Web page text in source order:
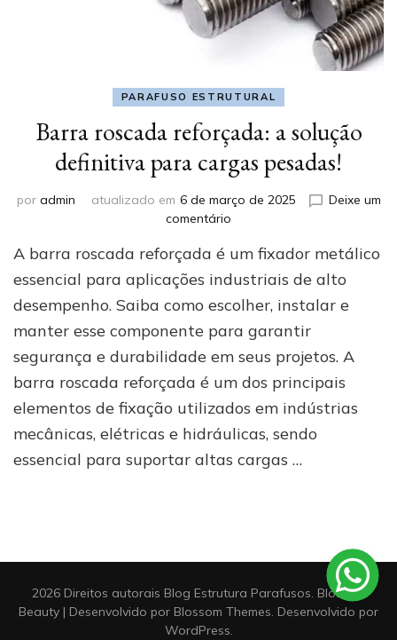
PARAFUSO ESTRUTURAL
Barra roscada reforçada: a solução
definitiva para cargas pesadas!
por admin atualizado em 6 de março de 2025
Deixe um
comentário
roscada
reforçada:
solução
definitiva
cargas
pesadas!
A barra roscada reforçada é um fixador metálico
essencial para aplicações industriais de alto
desempenho. Saiba como escolher, instalar e
manter esse componente para garantir
segurança e durabilidade em seus projetos. A
barra roscada reforçada é um dos principais
elementos de fixação utilizados em indústrias
mecânicas, elétricas e hidráulicas, sendo
essencial para suportar altas cargas …
2026 Direitos autorais Blog Estrutura Parafusos. Blossom
Beauty | Desenvolvido por Blossom Themes. Desenvolvido por
WordPress.